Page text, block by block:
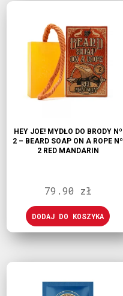
HEY JOE! MYDŁO DO BRODY Nº
2 – BEARD SOAP ON A ROPE Nº
2 RED MANDARIN
79.90 zł
DODAJ DO KOSZYKA